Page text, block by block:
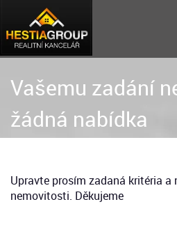
Vašemu zadání
žádná nabídka
Upravte prosím zadaná kritéria a
nemovitosti. Děkujeme